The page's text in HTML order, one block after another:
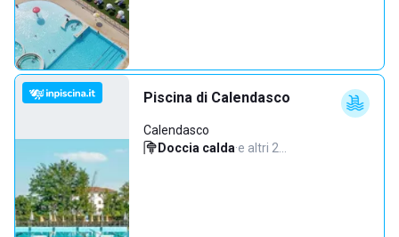
Piscina di Calendasco
Calendasco
Doccia calda·e altri 2…